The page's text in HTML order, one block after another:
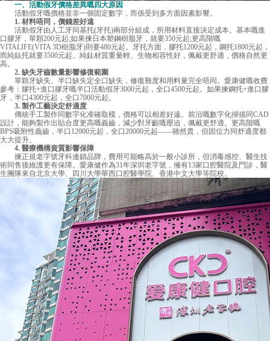
一、活動假牙價格差異嘅四大原因
活動假牙嘅價格並非一個固定數字，而係受到多方面因素影響。
1. 材料唔同，價錢差好遠
活動假牙由人工牙同基托(牙托)兩部分組成，所用材料直接決定成本。基本嘅進
口膠牙，單顆200元起;如果揀日本塑鋼樹脂牙，就要350元起;更高階嘅
VITALIFE(VITA 3D樹脂牙)則要480元起。牙托方面，膠托1200元起，鋼托1800元起，
而純鈦托就要3500元起。純鈦材質重量輕、生物相容性好，佩戴更舒適，價格自然更
高。
2. 缺失牙齒數量影響修復範圍
單顆牙缺失、半口缺失定全口缺失，修復難度和用料量完全唔同。愛康健嘅收費
參考：膠托+進口膠牙嘅半口活動假牙3000元起，全口4500元起。如果揀鋼托+進口膠
牙，半口4300元起，全口7000元起。
3. 製作工藝決定舒適度
傳統手工製作同數字化准確取模，價格可以相差好遠。前沿嘅數字化掃描同CAD
設計，能夠製作出貼合度更高嘅義齒，減少對牙齦嘅壓迫，佩戴更舒適。更高階嘅
BPS吸附性義齒，半口12000元起，全口20000元起——雖然貴，但固位力同舒適度都
大大提升。
4. 醫療機構資質影響保障
揀正規老字號牙科連鎖品牌，費用可能略高於一般小診所，但消毒感控、醫生技
術同售後維護更有保障。愛康健作為31年深圳老字號，擁有13家口腔醫院及門診，醫
生團隊來自北京大學、四川大學華西口腔醫學院、香港中文大學等院校。